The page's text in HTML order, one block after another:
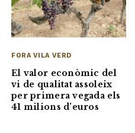
FORA VILA VERD
El valor econòmic del
vi de qualitat assoleix
per primera vegada els
41 milions d’euros